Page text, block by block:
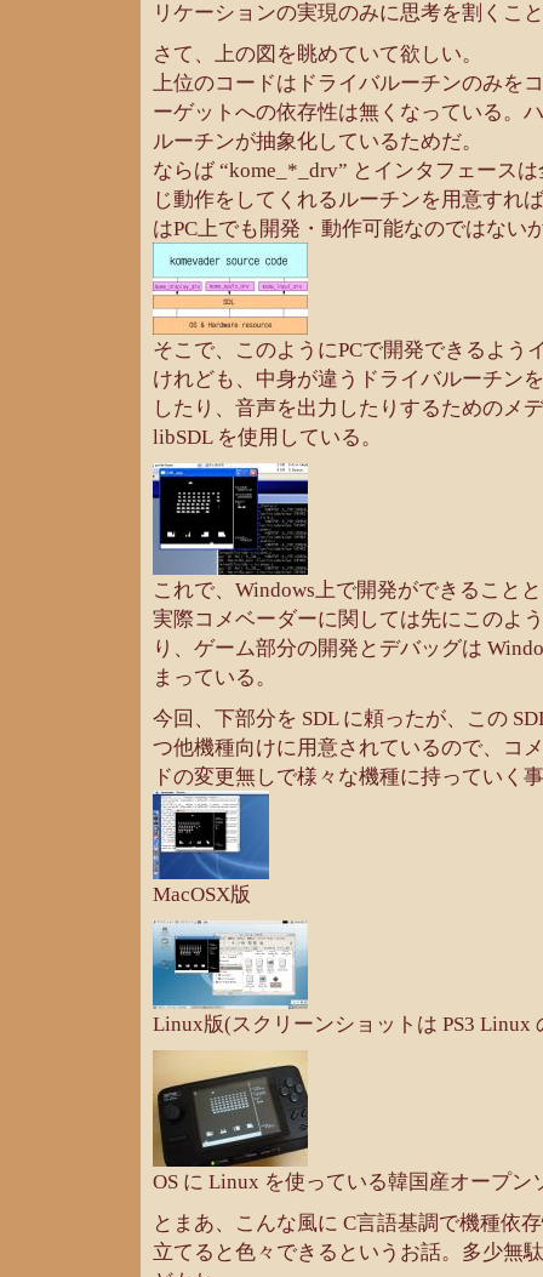
リケーションの実現のみに思考を割くこ
さて、上の図を眺めていて欲しい。
上位のコードはドライバルーチンのみを
ーゲットへの依存性は無くなっている。
ルーチンが抽象化しているためだ。
ならば “kome_*_drv” とインタフェース
じ動作をしてくれるルーチンを用意すれ
はPC上でも開発・動作可能なのではない
そこで、このようにPCで開発できるよう
けれども、中身が違うドライバルーチン
したり、音声を出力したりするためのメ
libSDL を使用している。
これで、Windows上で開発ができること
実際コメベーダーに関しては先にこのよ
り、ゲーム部分の開発とデバッグは
まっている。
今回、下部分を SDL に頼ったが、この
つ他機種向けに用意されているので、コ
ドの変更無しで様々な機種に持っていく
MacOSX版
Linux版(スクリーンショットは PS3 Linux
OS に Linux を使っている韓国産オープン
とまあ、こんな風に C言語基調で機種依
立てると色々できるというお話。多少無